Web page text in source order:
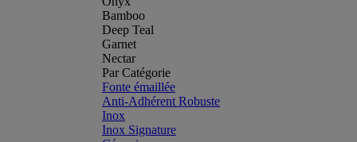
Bamboo
Deep Teal
Garnet
Nectar
Par Catégorie
Fonte émaillée
Anti-Adhérent Robuste
Inox
Inox Signature